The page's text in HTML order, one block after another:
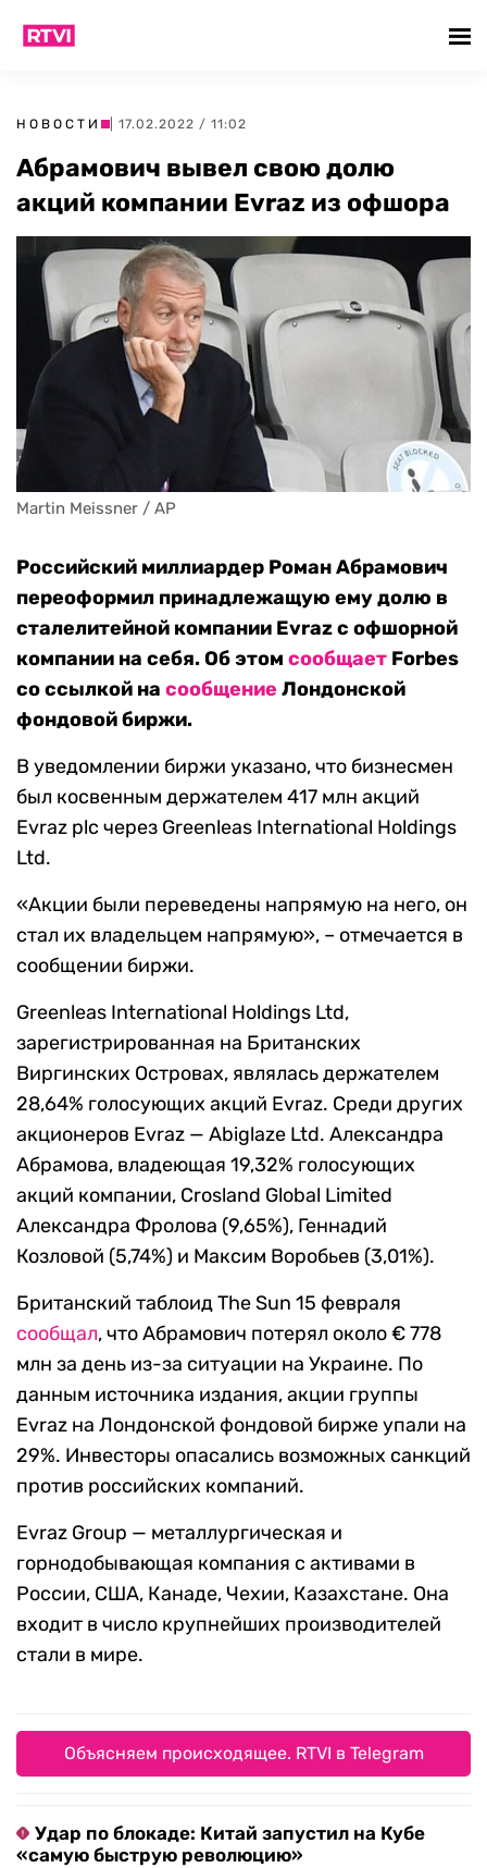
НОВОСТИ | 17.02.2022 / 11:02
Абрамович вывел свою долю
акций компании Evraz из офшора
Martin Meissner / AP
Российский миллиардер Роман Абрамович
переоформил принадлежащую ему долю в
сталелитейной компании Evraz с офшорной
компании на себя. Об этом сообщает Forbes
со ссылкой на сообщение Лондонской
фондовой биржи.
В уведомлении биржи указано, что бизнесмен
был косвенным держателем 417 млн акций
Evraz plc через Greenleas International Holdings
Ltd.
«Акции были переведены напрямую на него, он
стал их владельцем напрямую», – отмечается в
сообщении биржи.
Greenleas International Holdings Ltd,
зарегистрированная на Британских
Виргинских Островах, являлась держателем
28,64% голосующих акций Evraz. Среди других
акционеров Evraz — Abiglaze Ltd. Александра
Абрамова, владеющая 19,32% голосующих
акций компании, Crosland Global Limited
Александра Фролова (9,65%), Геннадий
Козловой (5,74%) и Максим Воробьев (3,01%).
Британский таблоид The Sun 15 февраля
сообщал, что Абрамович потерял около € 778
млн за день из-за ситуации на Украине. По
данным источника издания, акции группы
Evraz на Лондонской фондовой бирже упали на
29%. Инвесторы опасались возможных санкций
против российских компаний.
Еvraz Group — металлургическая и
горнодобывающая компания с активами в
России, США, Канаде, Чехии, Казахстане. Она
входит в число крупнейших производителей
стали в мире.
Объясняем происходящее. RTVI в Telegram
Удар по блокаде: Китай запустил на Кубе
«самую быструю революцию»